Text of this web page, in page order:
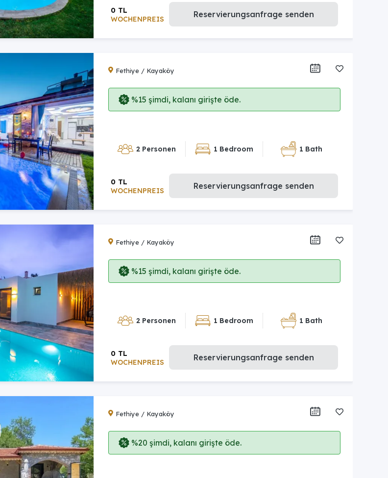
WOCHENPREIS
0 TL Reservierungsanfrage senden
Fethiye / Kayaköy
%15 şimdi, kalanı girişte öde.
2 Personen 1 Bedroom 1 Bath
WOCHENPREIS
0 TL Reservierungsanfrage senden
Fethiye / Kayaköy
%15 şimdi, kalanı girişte öde.
2 Personen 1 Bedroom 1 Bath
WOCHENPREIS
0 TL Reservierungsanfrage senden
Fethiye / Kayaköy
%20 şimdi, kalanı girişte öde.